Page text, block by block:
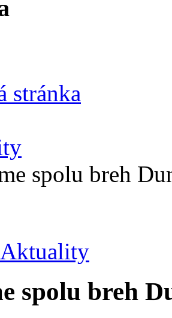
stránka
spolu breh
Aktuality
spolu breh